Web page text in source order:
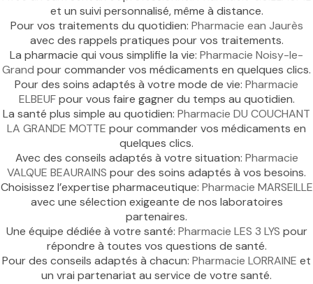
et un suivi personnalisé, même à distance.
Pour vos traitements du quotidien: Pharmacie ean Jaurès
avec des rappels pratiques pour vos traitements.
La pharmacie qui vous simplifie la vie: Pharmacie Noisy-le-
Grand pour commander vos médicaments en quelques clics.
Pour des soins adaptés à votre mode de vie: Pharmacie
ELBEUFpour vous faire gagner du temps au quotidien.
La santé plus simple au quotidien: Pharmacie DU COUCHANT
LA GRANDE MOTTE pour commander vos médicaments en
quelques clics.
Avec des conseils adaptés à votre situation: Pharmacie
VALQUE BEAURAINS pour des soins adaptés à vos besoins.
Choisissez l’expertise pharmaceutique: Pharmacie MARSEILLE
avec une sélection exigeante de nos laboratoires
partenaires.
Une équipe dédiée à votre santé: Pharmacie LES 3 LYS pour
répondre à toutes vos questions de santé.
Pour des conseils adaptés à chacun: Pharmacie LORRAINE et
un vrai partenariat au service de votre santé.